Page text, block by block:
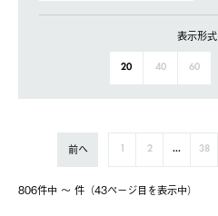
表示形式
20 40 60
806件中 〜 件（43ページ⽬を表⽰中）
前へ 1 2 ... 38